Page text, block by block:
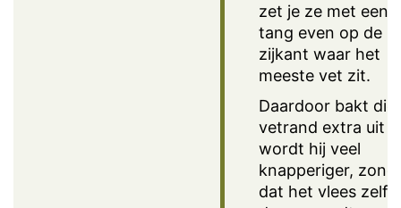
zet je ze met een
tang even op de
zijkant waar het
meeste vet zit.
Daardoor bakt die
vetrand extra uit
wordt hij veel
knapperiger,
dat het vlees zelf